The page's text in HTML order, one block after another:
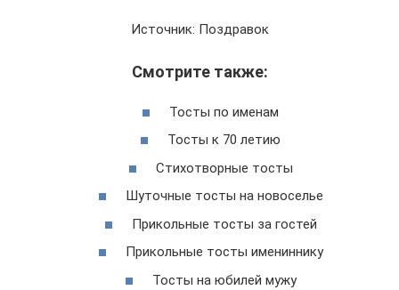
Источник: Поздравок
Смотрите также:
Тосты по именам
Тосты к 70 летию
Стихотворные тосты
Шуточные тосты на новоселье
Прикольные тосты за гостей
Прикольные тосты имениннику
Тосты на юбилей мужу